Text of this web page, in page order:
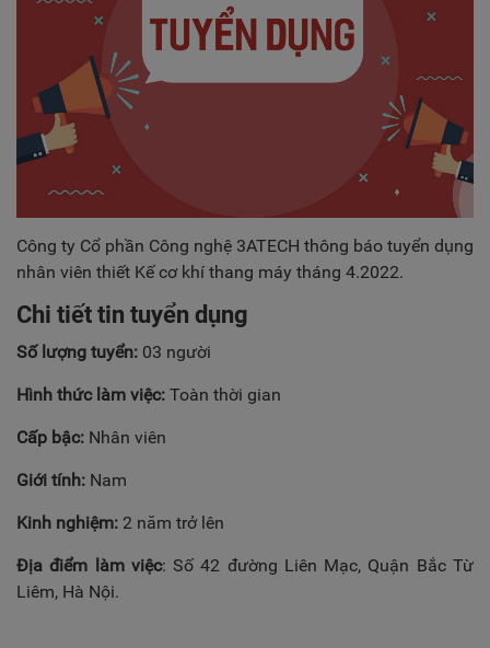
TUYỂN DỤNG
LIÊN HỆ
Công ty Cổ phần Công nghệ 3ATECH thông báo tuyển dụng
nhân viên thiết Kế cơ khí thang máy tháng 4.2022.
Chi tiết tin tuyển dụng
Số lượng tuyển: 03 người
Hình thức làm việc: Toàn thời gian
Cấp bậc: Nhân viên
Giới tính: Nam
Kinh nghiệm: 2 năm trở lên
Địa điểm làm việc: Số 42 đường Liên Mạc, Quận Bắc Từ
Liêm, Hà Nội.